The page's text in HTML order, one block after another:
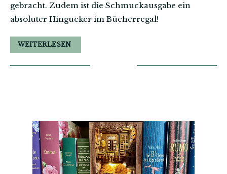
gebracht. Zudem ist die Schmuckausgabe ein
absoluter Hingucker im Bücherregal!
WEITERLESEN